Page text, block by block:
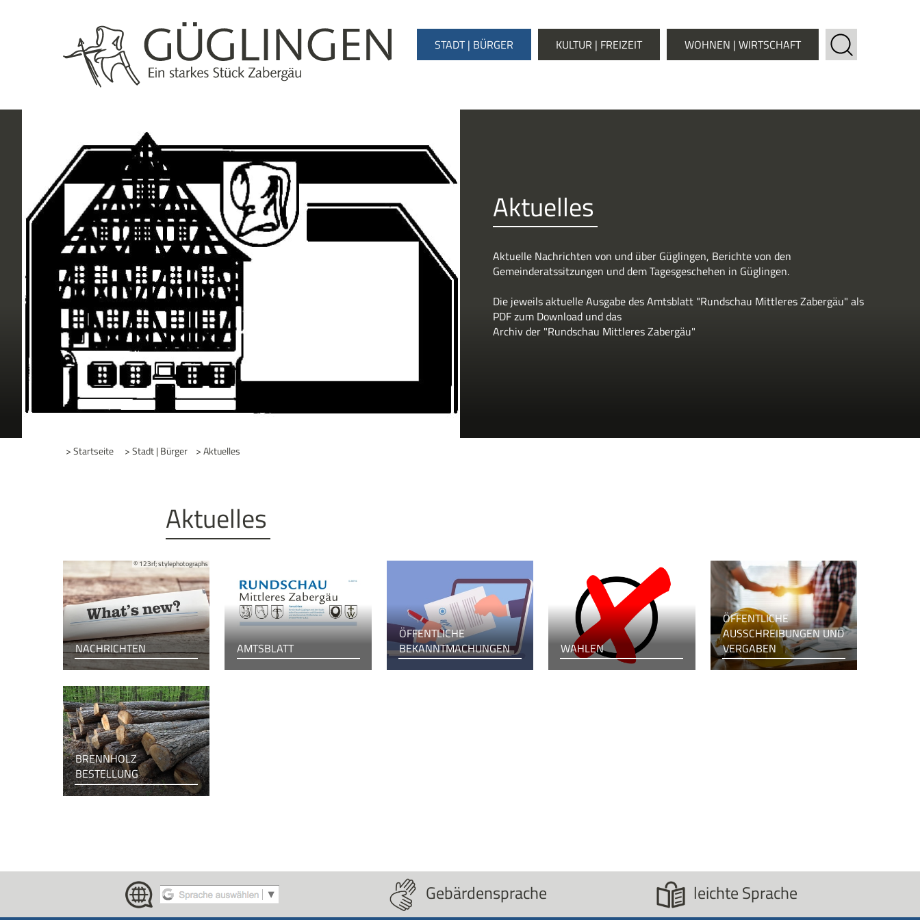
STADT | BÜRGER KULTUR | FREIZEIT WOHNEN | WIRTSCHAFT
Aktuelles
Aktuelle Nachrichten von und über Güglingen, Berichte von den
Gemeinderatssitzungen und dem Tagesgeschehen in Güglingen.
Die jeweils aktuelle Ausgabe des Amtsblatt "Rundschau Mittleres Zabergäu" als
PDF zum Download und das
Archiv der "Rundschau Mittleres Zabergäu"
> Startseite > Stadt | Bürger > Aktuelles
Aktuelles
NACHRICHTEN
© 123rf; stylephotographs
AMTSBLATT
ÖFFENTLICHE
BEKANNTMACHUNGEN
WAHLEN
ÖFFENTLICHE
AUSSCHREIBUNGEN UND
VERGABEN
BRENNHOLZ
BESTELLUNG
Gebärdensprache leichte Sprache